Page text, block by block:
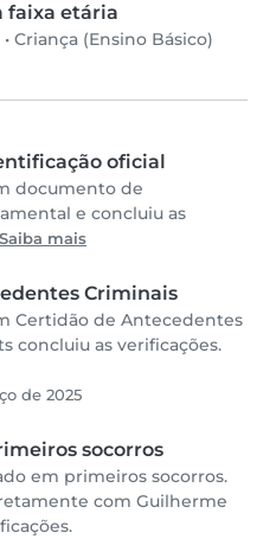
faixa etária
• Criança (Ensino Básico)
oficial
documento de
e concluiu as
Saiba mais
Criminais
Certidão de Antecedentes
concluiu as verificações.
de 2025
socorros
em primeiros socorros.
com Guilherme